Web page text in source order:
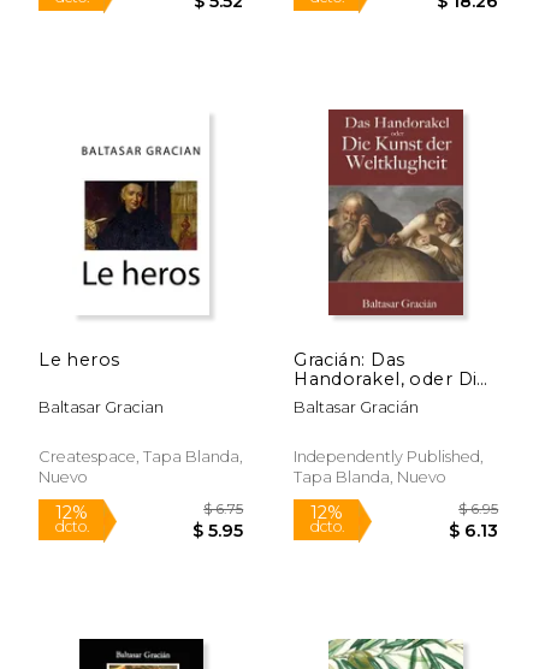
6%
dcto.
6%
dcto.
Le heros
Baltasar Gracian
Createspace, Tapa Blanda,
Nuevo
Gracián: Das
Handorakel, oder Die
Kunst der
Weltklugheit (en
Baltasar Gracián
Independently Published,
Tapa Blanda, Nuevo